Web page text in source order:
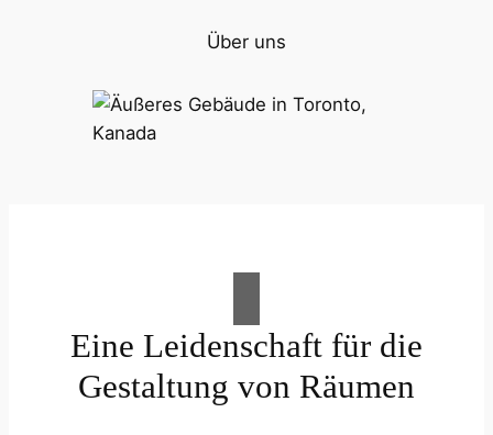
Über uns
Eine Leidenschaft für die
Gestaltung von Räumen